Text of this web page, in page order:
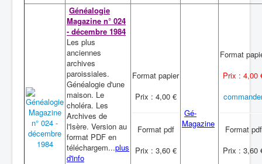
Généalogie
Magazine n° 024
- décembre 1984
Les plus
anciennes
archives
paroissiales.
Généalogie d'une
maison. Le
choléra. Les
Archives de
l'Isère. Version au
format PDF en
téléchargem...plus
d'info
Format papier
Prix : 4,00 €
Format pdf
Prix : 3,60 €
Gé-
Magazine
Format
Prix : 4,00
Format pdf
Prix : 3,60